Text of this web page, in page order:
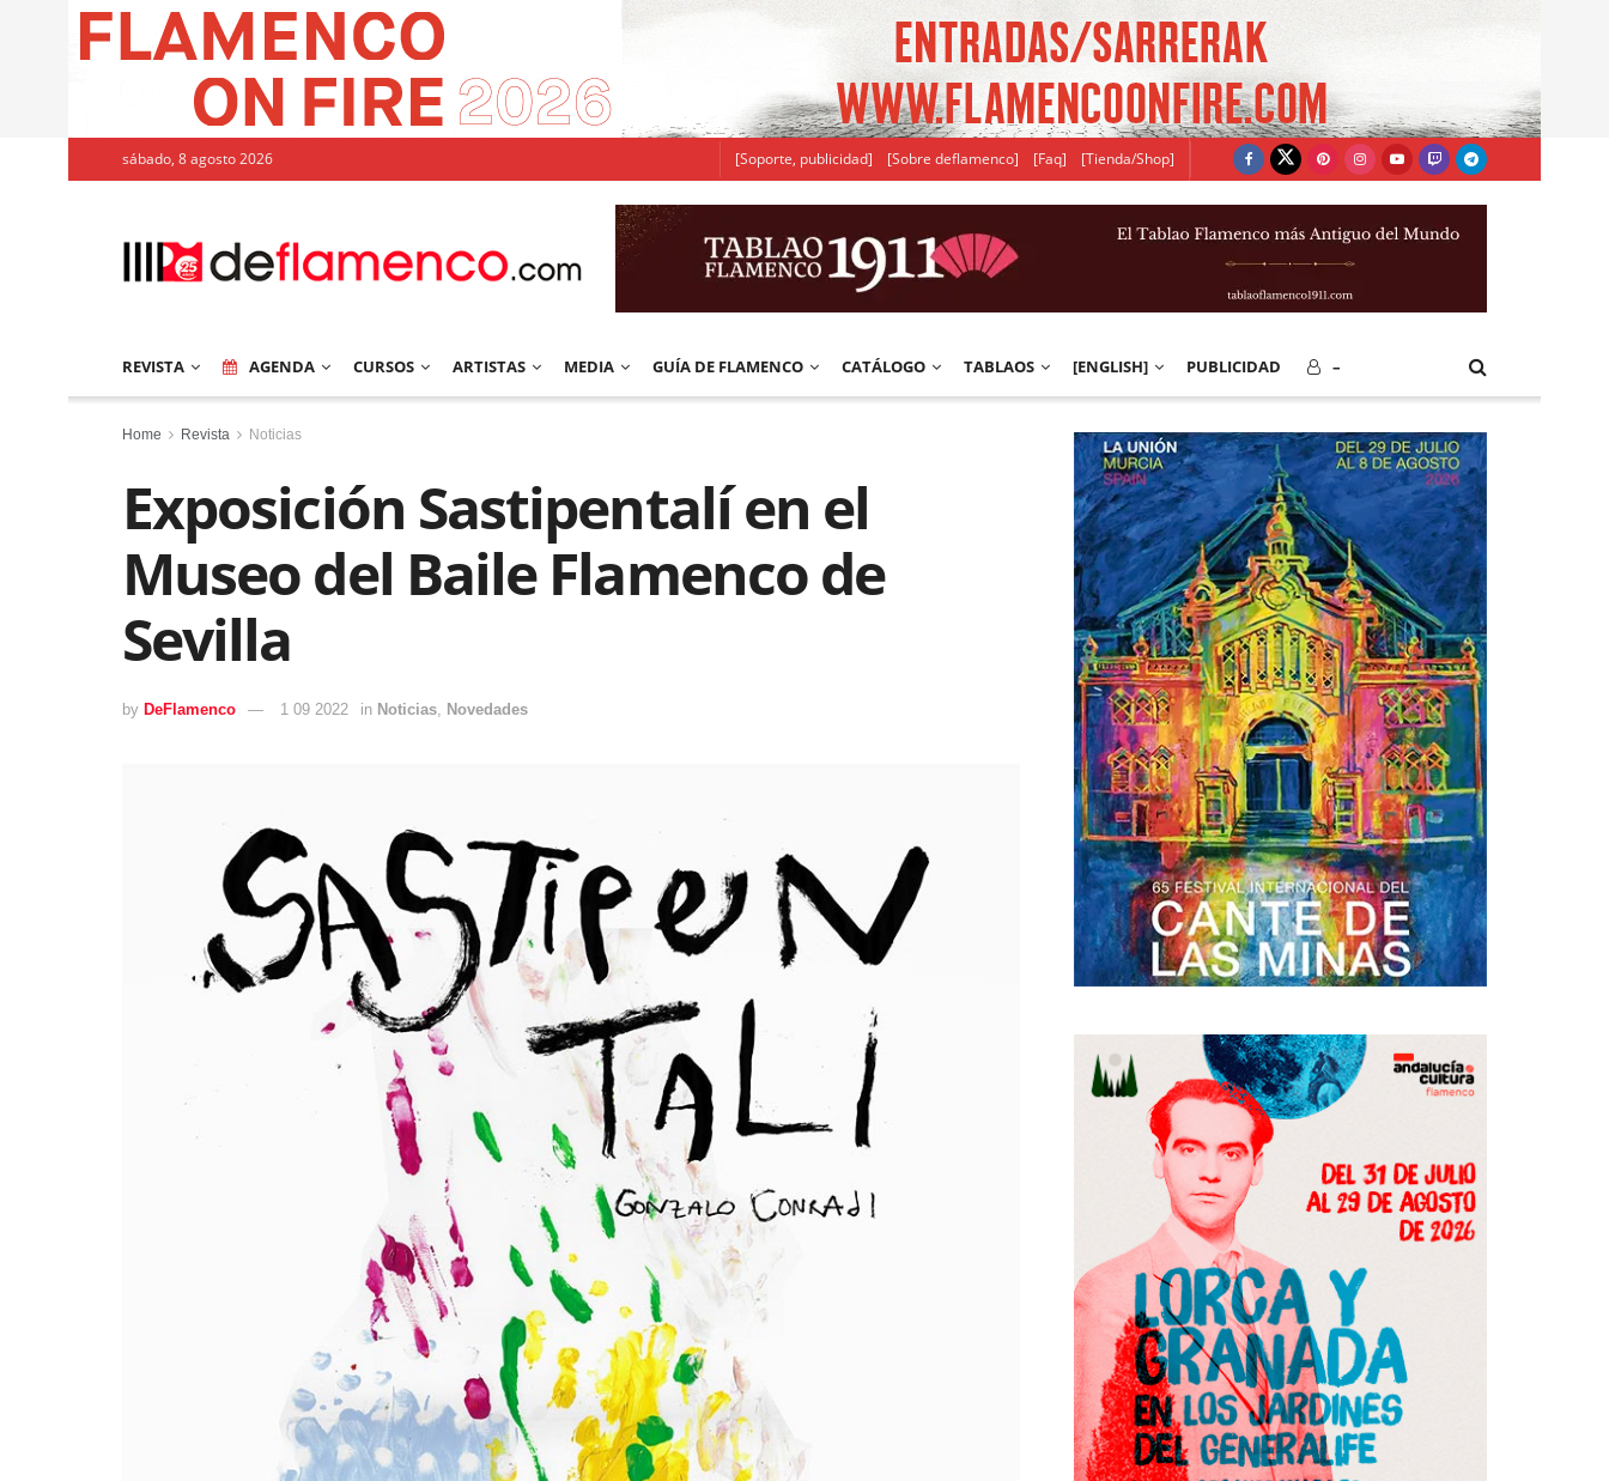
sábado, 8 agosto 2026 [Soporte, publicidad] [Sobre deflamenco] [Faq] [Tienda/Shop]
REVISTA AGENDA CURSOS ARTISTAS MEDIA GUÍA DE FLAMENCO CATÁLOGO TABLAOS [ENGLISH] PUBLICIDAD –
Home Revista Noticias
Exposición Sastipentalí en el
Museo del Baile Flamenco de
Sevilla
by DeFlamenco 1 09 2022 in Noticias, Novedades